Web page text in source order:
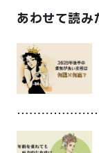
あわせて読み